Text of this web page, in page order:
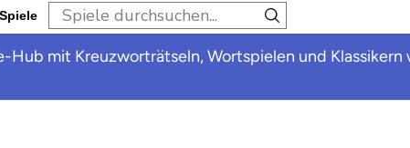
mit Kreuzworträtseln, Wortspielen und Klassikern